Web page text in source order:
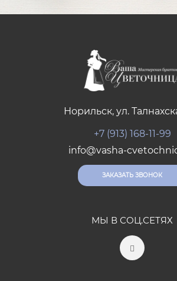
Норильск, ул.
+7 (913) 168-11-99
info@vasha-
ЗАКАЗАТЬ ЗВОНОК
МЫ В СОЦ.СЕТЯХ